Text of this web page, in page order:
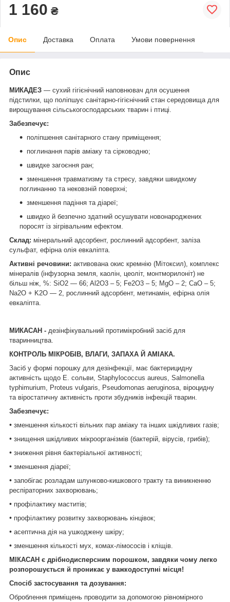
1 160 ₴
Опис Доставка Оплата Умови повернення
Опис
МИКАДЕЗ — сухий гігієнічний наповнювач для осушення
підстилки, що поліпшує санітарно-гігієнічний стан середовища для
вирощування сільськогосподарських тварин і птиці.
Забезпечує:
поліпшення санітарного стану приміщення;
поглинання парів аміаку та сірководню;
швидке загоєння ран;
зменшення травматизму та стресу, завдяки швидкому
поглинанню та нековзній поверхні;
зменшення падіння та діареї;
швидко й безпечно здатний осушувати новонароджених
поросят із зігрівальним ефектом.
Склад: мінеральний адсорбент, рослинний адсорбент, заліза
сульфат, ефірна олія евкаліпта.
Активні речовини: активована окис кремнію (Мітоксил), комплекс
мінералів (інфузорна земля, каолін, цеоліт, монтморилоніт) не
більш ніж, %: SiO2 — 66; Al2O3 – 5; Fe2O3 – 5; MgO – 2; CaO – 5;
Na2O + K2O — 2, рослинний адсорбент, метинамін, ефірна олія
евкаліпта.
МИКАСАН - дезінфікувальний протимікробний засіб для
тваринництва.
КОНТРОЛЬ МІКРОБІВ, ВЛАГИ, ЗАПАХА Й АМІАКА.
Засіб у формі порошку для дезінфекції, має бактерицидну
активність щодо Е. сольви, Staphylococcus aureus, Salmonella
typhimurium, Proteus vulgaris, Pseudomonas aeruginosa, віроцидну
та віростатичну активність проти збудників інфекцій тварин.
Забезпечує:
• зменшення кількості вільних пар аміаку та інших шкідливих газів;
• знищення шкідливих мікроорганізмів (бактерій, вірусів, грибів);
• зниження рівня бактеріальної активності;
• зменшення діареї;
• запобігає розладам шлунково-кишкового тракту та виникненню
респіраторних захворювань;
• профілактику маститів;
• профілактику розвитку захворювань кінцівок;
• асептична дія на ушкоджену шкіру;
• зменшення кількості мух, комах-лімососів і кліщів.
МІКАСАН є дрібнодисперсним порошком, завдяки чому легко
розпорошується й проникає у важкодоступні місця!
Спосіб застосування та дозування:
Оброблення приміщень проводити за допомогою рівномірного